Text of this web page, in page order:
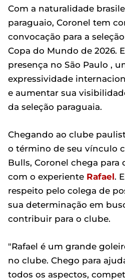
Com a naturalidade
paraguaio, Coronel tem
convocação para a
Copa do Mundo de 2026.
presença no São Paulo ,
expressividade
e aumentar sua
da seleção paraguaia.
Chegando ao clube
o término de seu vínculo
Bulls, Coronel chega para
com o experiente Rafael.
respeito pelo colega de
sua determinação em
contribuir para o clube.
"Rafael é um grande
no clube. Chego para
todos os aspectos,